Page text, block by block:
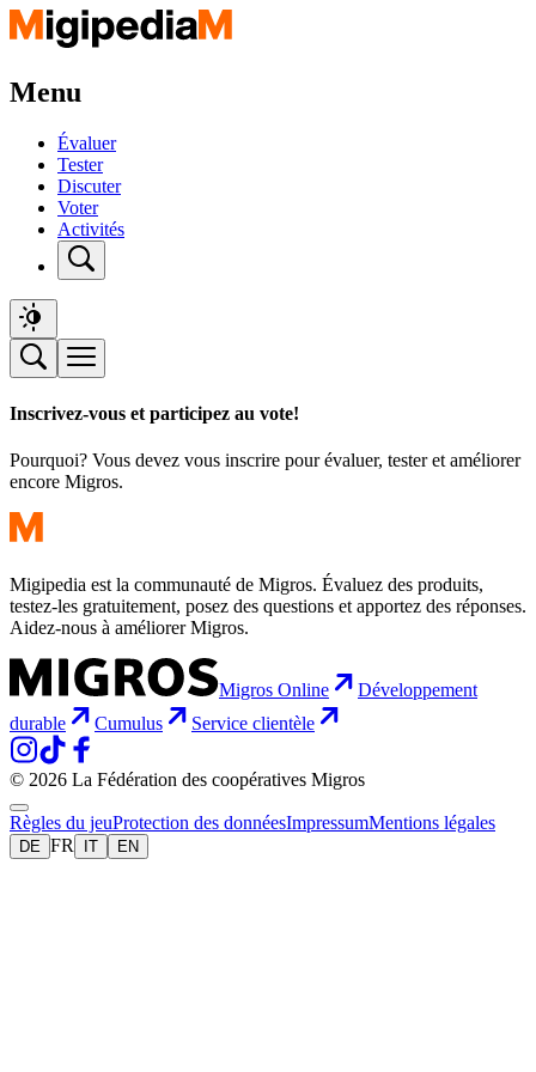
Menu
Évaluer
Tester
Discuter
Voter
Activités
Inscrivez-vous et participez au vote!
Pourquoi? Vous devez vous inscrire pour évaluer, tester et améliorer
encore Migros.
Migipedia est la communauté de Migros. Évaluez des produits,
testez-les gratuitement, posez des questions et apportez des réponses.
Aidez-nous à améliorer Migros.
Migros Online
Développement
durable
Cumulus Service clientèle
© 2026 La Fédération des coopératives Migros
Règles du jeuProtection des donnéesImpressumMentions légales
DE FR IT EN